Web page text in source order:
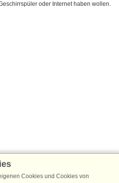
oder Internet haben wollen.
Cookies und Cookies von